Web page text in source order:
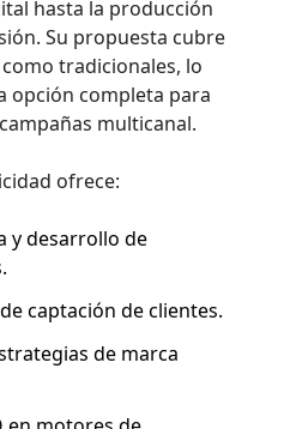
hasta la producción
Su propuesta cubre
tradicionales, lo
opción completa para
multicanal.
ofrece:
y desarrollo de
captación de clientes.
de marca